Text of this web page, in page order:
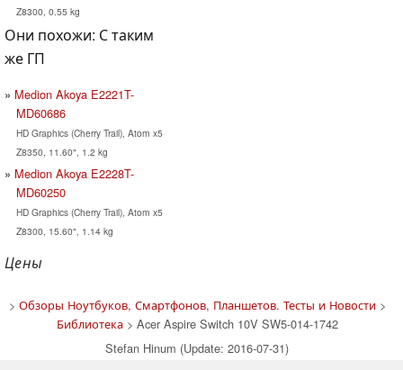
Z8300, 0.55 kg
Они похожи: С таким
же ГП
Medion Akoya E2221T-
MD60686
HD Graphics (Cherry Trail), Atom x5
Z8350, 11.60", 1.2 kg
Medion Akoya E2228T-
MD60250
HD Graphics (Cherry Trail), Atom x5
Z8300, 15.60", 1.14 kg
Цены
> Обзоры Ноутбуков, Смартфонов, Планшетов. Тесты и Новости>
Библиотека> Acer Aspire Switch 10V SW5-014-1742
Stefan Hinum (Update: 2016-07-31)